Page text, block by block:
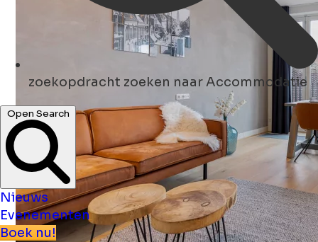
zoekopdracht zoeken naar Accommodatie
Open Search
Nieuws
Evenementen
Boek nu!